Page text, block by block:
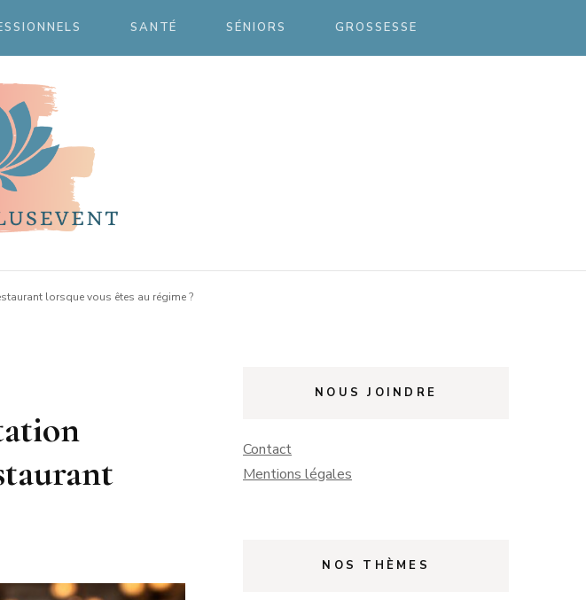
SANTÉ SÉNIORS GROSSESSE
lorsque vous êtes au régime ?
NOUS JOINDRE
Contact
Mentions légales
NOS THÈMES